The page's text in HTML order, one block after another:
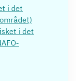
i det
i det